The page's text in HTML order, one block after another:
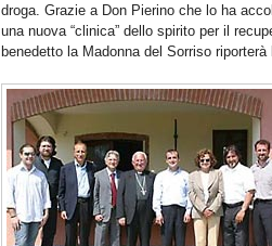
droga. Grazie a Don Pierino che lo ha
una nuova “clinica” dello spirito per il
benedetto la Madonna del Sorriso